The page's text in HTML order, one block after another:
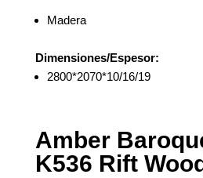
Madera
Dimensiones/Espesor:
2800*2070*10/16/19
Amber
K536 Rift Wood